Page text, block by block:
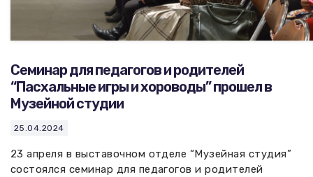
Cеминар для педагогов и родителей
“Пасхальные игры и хороводы” прошел в
Музейной студии
25.04.2024
23 апреля в выставочном отделе “Музейная студия”
состоялся семинар для педагогов и родителей